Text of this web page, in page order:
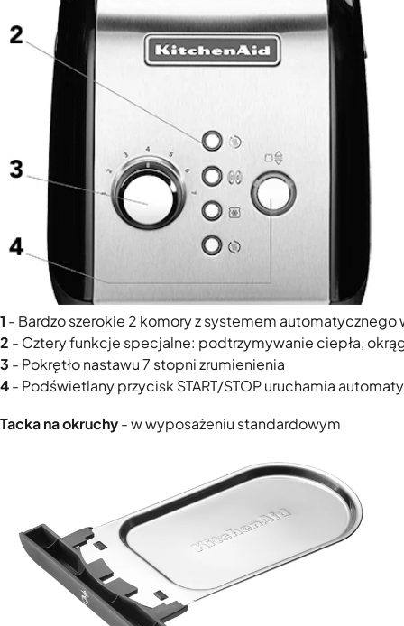
1 - Bardzo szerokie 2 komory z systemem
2 - Cztery funkcje specjalne: podtrzymywanie ciepła,
3 - Pokrętło nastawu 7 stopni zrumienienia
4- Podświetlany przycisk START/STOP uruchamia
Tacka na okruchy- w wyposażeniu standardowym